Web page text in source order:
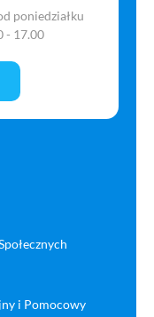
poniedziałku
- 17.00
i Pomocowy